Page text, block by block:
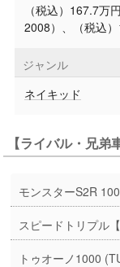
（税込）167.7万
2008）、（税込
ジャンル
ネイキッド
【ライバル・兄
モンスターS2R
スピードトリプル
トゥオーノ1000